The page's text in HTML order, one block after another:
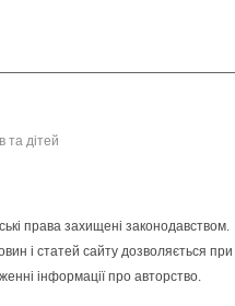
та дітей
права захищені законодавством.
і статей сайту дозволяється при
інформації про авторство.